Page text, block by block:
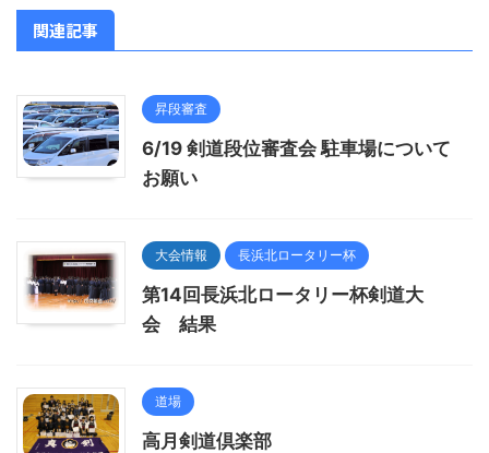
関連記事
昇段審査
6/19 剣道段位審査会 駐車場について
お願い
大会情報 長浜北ロータリー杯
第14回長浜北ロータリー杯剣道大
会 結果
道場
高月剣道倶楽部